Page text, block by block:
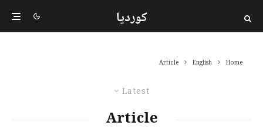
کوردیا
Home
English
Article
Latest
Article